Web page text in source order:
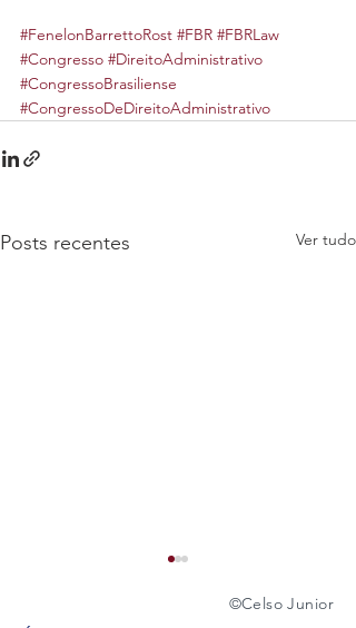
#FenelonBarrettoRost #FBR #FBRLaw
#Congresso #DireitoAdministrativo
#CongressoBrasiliense
#CongressoDeDireitoAdministrativo
Posts recentes Ver tudo
©️Celso Junior